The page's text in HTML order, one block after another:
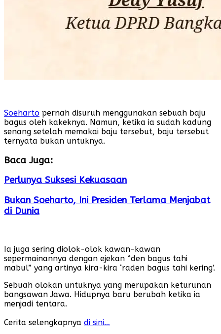
Soeharto pernah disuruh menggunakan sebuah baju
bagus oleh kakeknya. Namun, ketika ia sudah kadung
senang setelah memakai baju tersebut, baju tersebut
ternyata bukan untuknya.
Baca Juga:
Perlunya Suksesi Kekuasaan
Bukan Soeharto, Ini Presiden Terlama Menjabat
di Dunia
Ia juga sering diolok-olok kawan-kawan
sepermainannya dengan ejekan “den bagus tahi
mabul” yang artinya kira-kira ‘raden bagus tahi kering’.
Sebuah olokan untuknya yang merupakan keturunan
bangsawan Jawa. Hidupnya baru berubah ketika ia
menjadi tentara.
Cerita selengkapnya di sini…